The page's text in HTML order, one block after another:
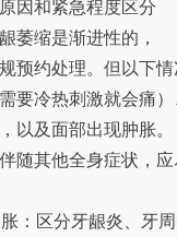
因和紧急程度区分
萎缩是渐进性的，
预约处理。但以下情
要冷热刺激就会痛）
以及面部出现肿胀。
随其他全身症状，应
：区分牙龈炎、牙